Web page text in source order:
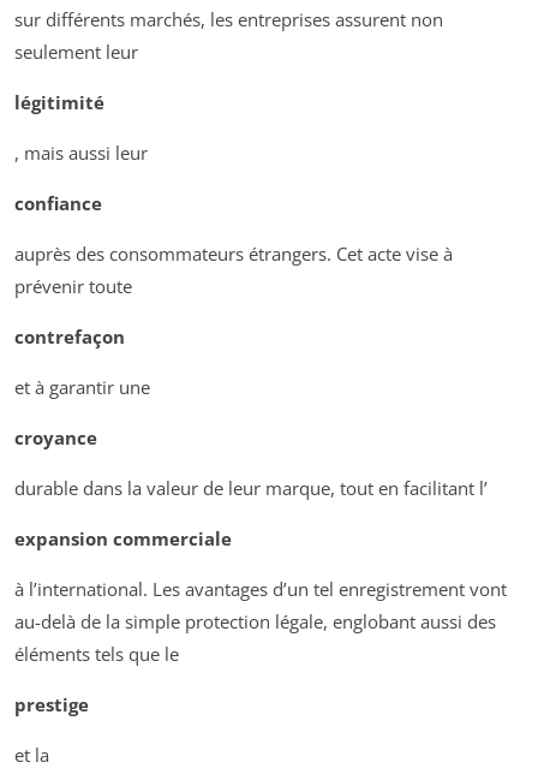
sur différents marchés, les entreprises assurent non
seulement leur
légitimité
, mais aussi leur
confiance
auprès des consommateurs étrangers. Cet acte vise à
prévenir toute
contrefaçon
et à garantir une
croyance
durable dans la valeur de leur marque, tout en facilitant l’
expansion commerciale
à l’international. Les avantages d’un tel enregistrement vont
au-delà de la simple protection légale, englobant aussi des
éléments tels que le
prestige
et la